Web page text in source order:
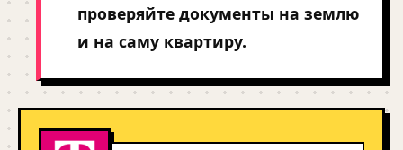
проверяйте документы на землю
и на саму квартиру.